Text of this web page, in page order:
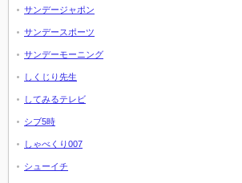
サンデージャポン
サンデースポーツ
サンデーモーニング
しくじり先生
してみるテレビ
シブ5時
しゃべくり007
シューイチ